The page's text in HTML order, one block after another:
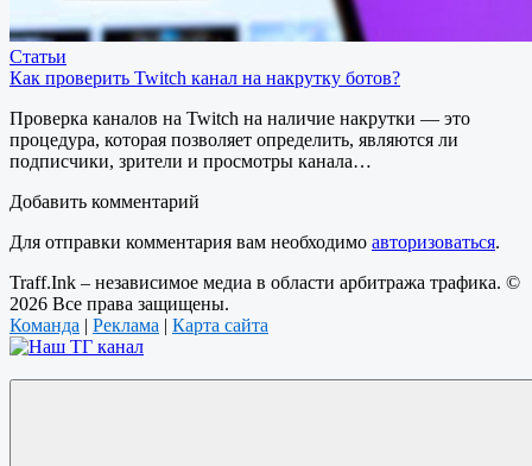
Статьи
Как проверить Twitch канал на накрутку ботов?
Проверка каналов на Twitch на наличие накрутки — это
процедура, которая позволяет определить, являются ли
подписчики, зрители и просмотры канала…
Добавить комментарий
Для отправки комментария вам необходимо авторизоваться.
Traff.Ink – независимое медиа в области арбитража трафика. ©
2026 Все права защищены.
Команда | Реклама | Карта сайта